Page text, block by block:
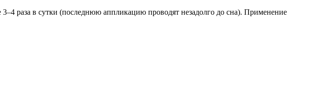
раза в сутки (последнюю аппликацию проводят незадолго до сна). Применение